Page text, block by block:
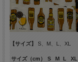
【サイズ】S、M、L、XL
サイズ（cm） S M L
XL